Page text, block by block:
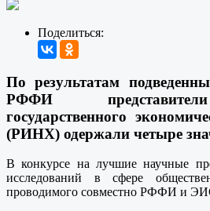
Поделиться:
По результатам
РФФИ
государственного
(РИНХ) одержали четыре
В конкурсе на лучшие научные
исследований в сфере
проводимого совместно РФФИ и